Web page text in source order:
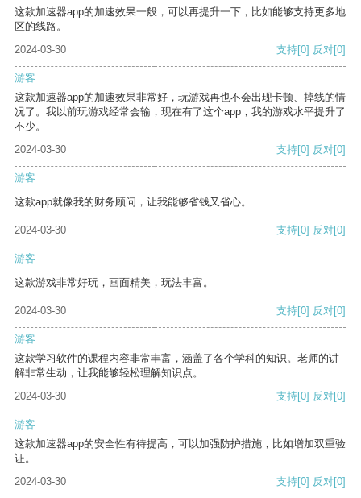
这款加速器app的加速效果一般，可以再提升一下，比如能够支持更多地
区的线路。
2024-03-30
支持[0] 反对[0]
游客
这款加速器app的加速效果非常好，玩游戏再也不会出现卡顿、掉线的情
况了。我以前玩游戏经常会输，现在有了这个app，我的游戏水平提升了
不少。
2024-03-30
支持[0] 反对[0]
游客
这款app就像我的财务顾问，让我能够省钱又省心。
2024-03-30 支持[0] 反对[0]
游客
这款游戏非常好玩，画面精美，玩法丰富。
2024-03-30 支持[0] 反对[0]
游客
这款学习软件的课程内容非常丰富，涵盖了各个学科的知识。老师的讲
解非常生动，让我能够轻松理解知识点。
2024-03-30
支持[0] 反对[0]
游客
这款加速器app的安全性有待提高，可以加强防护措施，比如增加双重验
证。
2024-03-30
支持[0] 反对[0]